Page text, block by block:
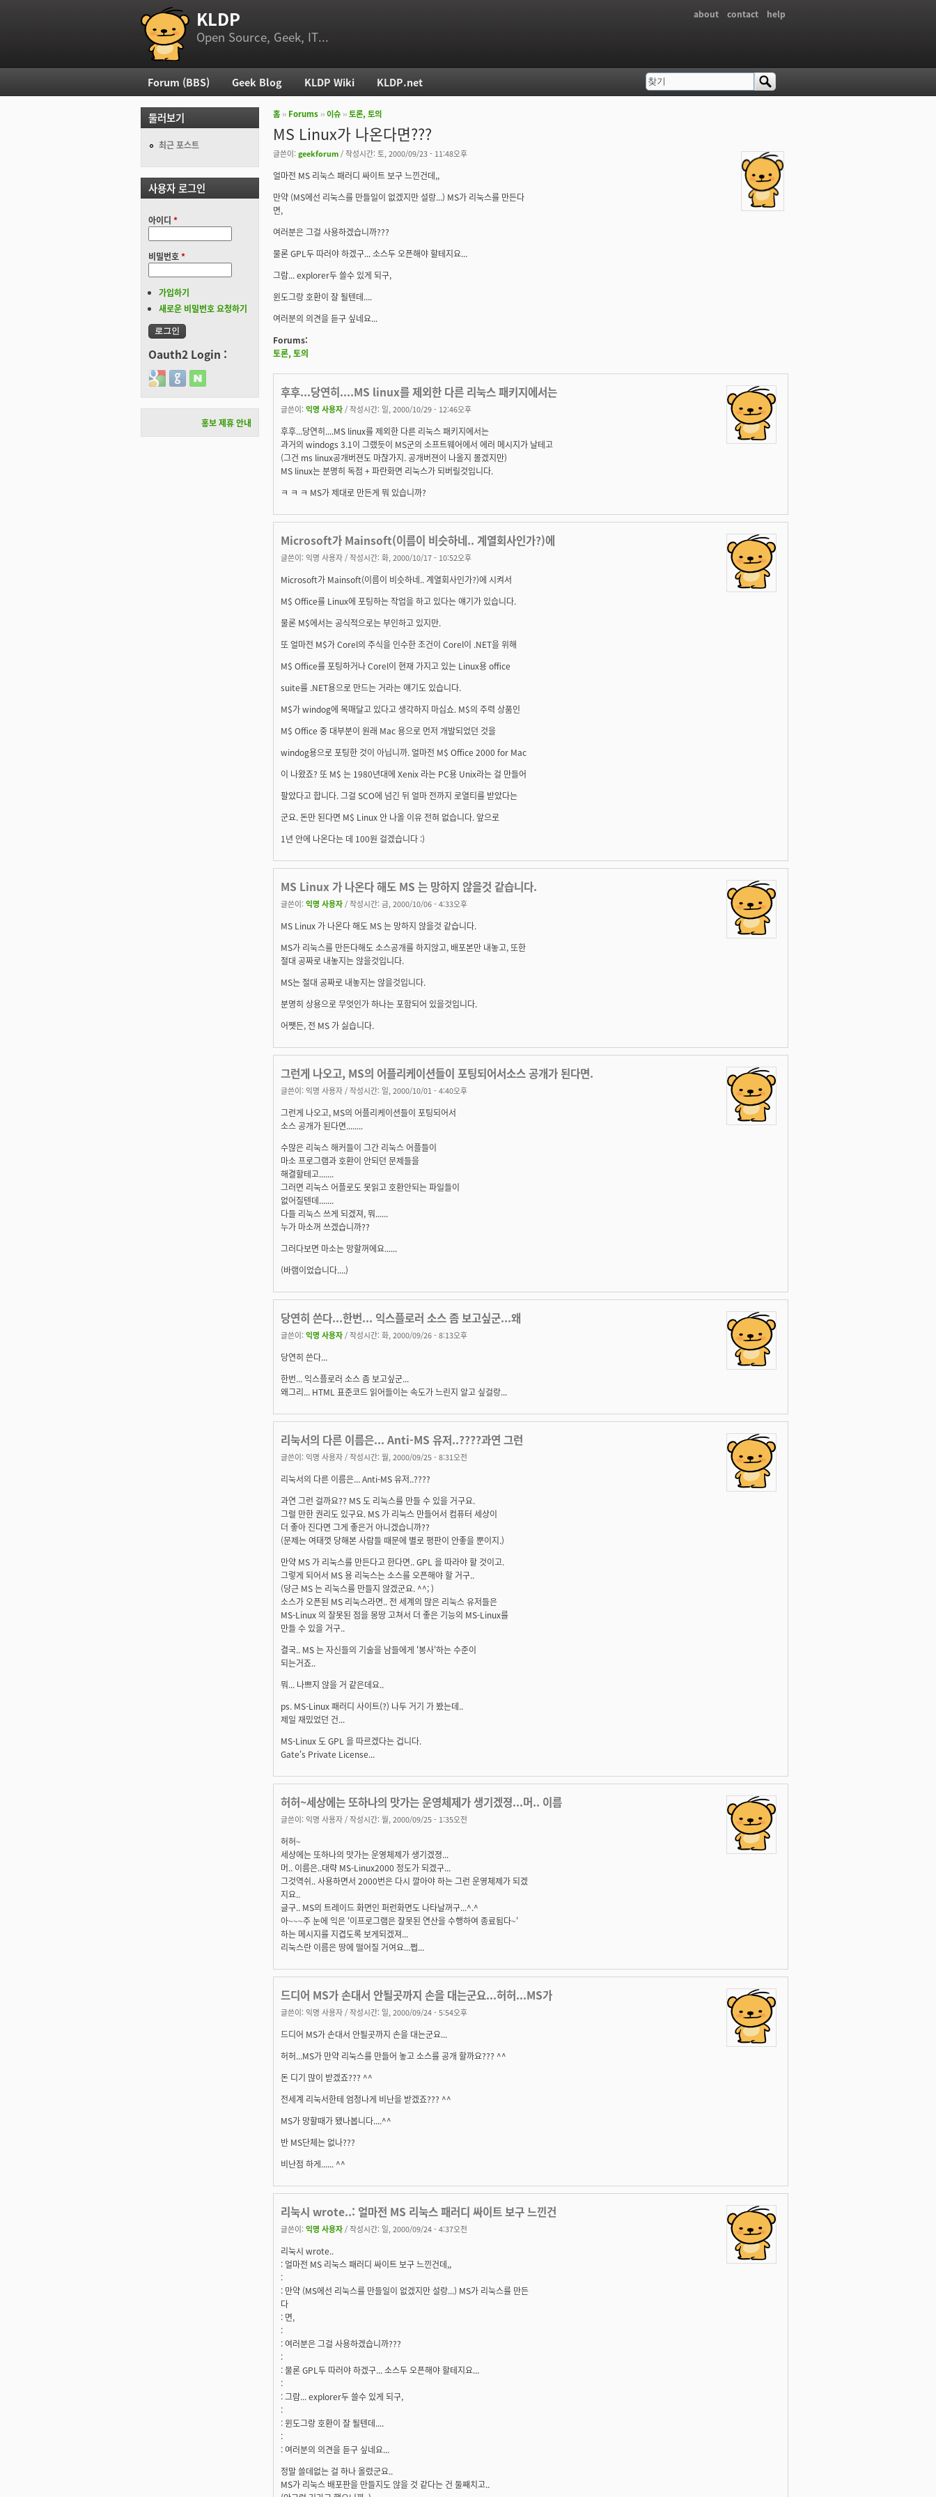
부 메뉴
about contact help
KLDP
Open Source, Geek, IT...
현재 위치
홈 ›› Forums ››이슈 ››토론, 토의
MS Linux가 나온다면???
글쓴이: geekforum / 작성시간: 토, 2000/09/23 - 11:48오후
얼마전 MS 리눅스 패러디 싸이트 보구 느낀건데,,
만약 (MS에선 리눅스를 만들일이 없겠지만 설랑...) MS가 리눅스를 만든다
면,
여러분은 그걸 사용하겠습니까???
물론 GPL두 따러야 하겠구... 소스두 오픈해야 할테지요...
그람... explorer두 쓸수 있게 되구,
윈도그랑 호환이 잘 될텐데....
여러분의 의견을 듣구 싶네요...
Forums:
토론, 토의
후후...당연히....MS linux를 제외한 다른 리눅스 패키지에서는
글쓴이: 익명 사용자 / 작성시간: 일, 2000/10/29 - 12:46오후
후후...당연히....MS linux를 제외한 다른 리눅스 패키지에서는
과거의 windogs 3.1이 그랬듯이 MS군의 소프트웨어에서 에러 메시지가 날테고
(그건 ms linux공개버젼도 마찮가지. 공개버젼이 나올지 몰겠지만)
MS linux는 분명히 독점 + 파란화면 리눅스가 되버릴것입니다.
ㅋ ㅋ ㅋ MS가 제대로 만든게 뭐 있습니까?
Microsoft가 Mainsoft(이름이 비슷하네.. 계열회사인가?)에
글쓴이: 익명 사용자 / 작성시간: 화, 2000/10/17 - 10:52오후
Microsoft가 Mainsoft(이름이 비슷하네.. 계열회사인가?)에 시켜서
M$ Office를 Linux에 포팅하는 작업을 하고 있다는 얘기가 있습니다.
물론 M$에서는 공식적으로는 부인하고 있지만.
또 얼마전 M$가 Corel의 주식을 인수한 조건이 Corel이 .NET을 위해
M$ Office를 포팅하거나 Corel이 현재 가지고 있는 Linux용 office
suite를 .NET용으로 만드는 거라는 얘기도 있습니다.
M$가 windog에 목매달고 있다고 생각하지 마십쇼. M$의 주력 상품인
M$ Office 중 대부분이 원래 Mac 용으로 먼저 개발되었던 것을
windog용으로 포팅한 것이 아닙니까. 얼마전 M$ Office 2000 for Mac
이 나왔죠? 또 M$ 는 1980년대에 Xenix 라는 PC용 Unix라는 걸 만들어
팔았다고 합니다. 그걸 SCO에 넘긴 뒤 얼마 전까지 로열티를 받았다는
군요. 돈만 된다면 M$ Linux 안 나올 이유 전혀 없습니다. 앞으로
1년 안에 나온다는 데 100원 걸겠습니다 :)
MS Linux 가 나온다 해도 MS 는 망하지 않을것 같습니다.
글쓴이: 익명 사용자 / 작성시간: 금, 2000/10/06 - 4:33오후
MS Linux 가 나온다 해도 MS 는 망하지 않을것 같습니다.
MS가 리눅스를 만든다해도 소스공개를 하지않고, 배포본만 내놓고, 또한
절대 공짜로 내놓지는 않을것입니다.
MS는 절대 공짜로 내놓지는 않을것입니다.
분명히 상용으로 무엇인가 하나는 포함되어 있을것입니다.
어쨋든, 전 MS 가 싫습니다.
그런게 나오고, MS의 어플리케이션들이 포팅되어서소스 공개가 된다면.
글쓴이: 익명 사용자 / 작성시간: 일, 2000/10/01 - 4:40오후
그런게 나오고, MS의 어플리케이션들이 포팅되어서
소스 공개가 된다면........
수많은 리눅스 해커들이 그간 리눅스 어플들이
마소 프로그램과 호환이 안되던 문제들을
해결할테고.......
그러면 리눅스 어플로도 못읽고 호환안되는 파일들이
없어질텐데.......
다들 리눅스 쓰게 되겠져, 뭐......
누가 마소꺼 쓰겠습니까??
그러다보면 마소는 망할꺼에요......
(바램이었습니다....)
당연히 쓴다...한번... 익스플로러 소스 좀 보고싶군...왜
글쓴이: 익명 사용자 / 작성시간: 화, 2000/09/26 - 8:13오후
당연히 쓴다...
한번... 익스플로러 소스 좀 보고싶군...
왜그리... HTML 표준코드 읽어들이는 속도가 느린지 알고 싶걸랑...
리눅서의 다른 이름은... Anti-MS 유저..????과연 그런
글쓴이: 익명 사용자 / 작성시간: 월, 2000/09/25 - 8:31오전
리눅서의 다른 이름은... Anti-MS 유저..????
과연 그런 걸까요?? MS 도 리눅스를 만들 수 있을 거구요.
그럴 만한 권리도 있구요. MS 가 리눅스 만들어서 컴퓨터 세상이
더 좋아 진다면 그게 좋은거 아니겠습니까??
(문제는 여태껏 당해본 사람들 때문에 별로 평판이 안좋을 뿐이지.)
만약 MS 가 리눅스를 만든다고 한다면.. GPL 을 따라야 할 것이고.
그렇게 되어서 MS 용 리눅스는 소스를 오픈해야 할 거구..
(당근 MS 는 리눅스를 만들지 않겠군요. ^^; )
소스가 오픈된 MS 리눅스라면.. 전 세계의 많은 리눅스 유저들은
MS-Linux 의 잘못된 점을 몽땅 고쳐서 더 좋은 기능의 MS-Linux를
만들 수 있을 거구..
결국.. MS 는 자신들의 기술을 남들에게 '봉사'하는 수준이
되는거죠..
뭐... 나쁘지 않을 거 같은데요..
ps. MS-Linux 패러디 사이트(?) 나두 거기 가 봤는데..
제일 재밌었던 건...
MS-Linux 도 GPL 을 따르겠다는 겁니다.
Gate's Private License...
허허~세상에는 또하나의 맛가는 운영체제가 생기겠졍...머.. 이름
글쓴이: 익명 사용자 / 작성시간: 월, 2000/09/25 - 1:35오전
허허~
세상에는 또하나의 맛가는 운영체제가 생기겠졍...
머.. 이름은..대략 MS-Linux2000 정도가 되겠구...
그것역쉬.. 사용하면서 2000번은 다시 깔아야 하는 그런 운영체제가 되겠
지요..
글구.. MS의 트레이드 화면인 퍼런화면도 나타날꺼구...^.^
아~~~주 눈에 익은 '이프로그램은 잘못된 연산을 수행하여 종료됨다~'
하는 메시지를 지겹도록 보게되겠져...
리눅스란 이름은 땅에 떨어질 거여요...쩝...
드디어 MS가 손대서 안될곳까지 손을 대는군요...허허...MS가
글쓴이: 익명 사용자 / 작성시간: 일, 2000/09/24 - 5:54오후
드디어 MS가 손대서 안될곳까지 손을 대는군요...
허허...MS가 만약 리눅스를 만들어 놓고 소스를 공개 할까요??? ^^
돈 디기 많이 받겠죠??? ^^
전세계 리눅서한테 엄청나게 비난을 받겠죠??? ^^
MS가 망할때가 됐나봅니다....^^
반 MS단체는 없나???
비난점 하게...... ^^
리눅시 wrote..: 얼마전 MS 리눅스 패러디 싸이트 보구 느낀건
글쓴이: 익명 사용자 / 작성시간: 일, 2000/09/24 - 4:37오전
리눅시 wrote..
: 얼마전 MS 리눅스 패러디 싸이트 보구 느낀건데,,
:
: 만약 (MS에선 리눅스를 만들일이 없겠지만 설랑...) MS가 리눅스를 만든
다
: 면,
:
: 여러분은 그걸 사용하겠습니까???
:
: 물론 GPL두 따러야 하겠구... 소스두 오픈해야 할테지요...
:
: 그람... explorer두 쓸수 있게 되구,
:
: 윈도그랑 호환이 잘 될텐데....
:
: 여러분의 의견을 듣구 싶네요...
정말 쓸데없는 걸 하나 올렸군요..
MS가 리눅스 배포판을 만들지도 않을 것 같다는 건 둘째치고..
주 메뉴
Forum (BBS) Geek Blog KLDP Wiki KLDP.net 검색 폼
찾기
둘러보기
최근 포스트
사용자 로그인
아이디 *
비밀번호*
가입하기
새로운 비밀번호 요청하기
Oauth2 Login :
Login with Google
Login with GitHub
Login with Naver
홍보 제휴 안내